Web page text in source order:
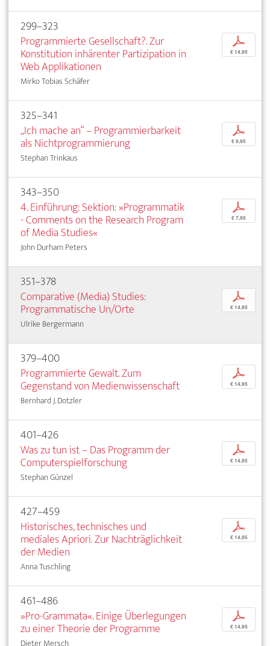
299–323
Programmierte Gesellschaft?. Zur
Konstitution inhärenter Partizipation in
Web Applikationen
Mirko Tobias Schäfer
p
€ 14,95
325–341
„Ich mache an“ – Programmierbarkeit
als Nichtprogrammierung
Stephan Trinkaus
p
€ 9,95
343–350
4. Einführung: Sektion: »Programmatik
- Comments on the Research Program
of Media Studies«
John Durham Peters
p
€ 7,95
351–378
Comparative (Media) Studies:
Programmatische Un/Orte
Ulrike Bergermann
p
€ 14,95
379–400
Programmierte Gewalt. Zum
Gegenstand von Medienwissenschaft
Bernhard J. Dotzler
p
€ 14,95
401–426
Was zu tun ist – Das Programm der
Computerspielforschung
Stephan Günzel
p
€ 14,95
427–459
Historisches, technisches und
mediales Apriori. Zur Nachträglichkeit
der Medien
Anna Tuschling
p
€ 14,95
461–486
»Pro-Grammata«. Einige Überlegungen
zu einer Theorie der Programme
p
€ 14,95